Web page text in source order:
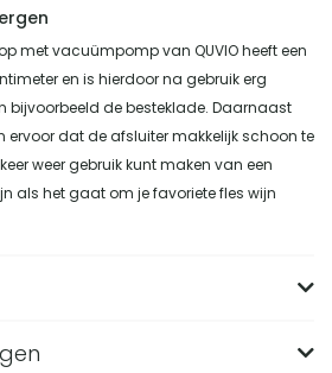
met vacuümpomp van QUVIO heeft een
en is hierdoor na gebruik erg
bijvoorbeeld de besteklade. Daarnaast
ervoor dat de afsluiter makkelijk schoon te
weer gebruik kunt maken van een
als het gaat om je favoriete fles wijn